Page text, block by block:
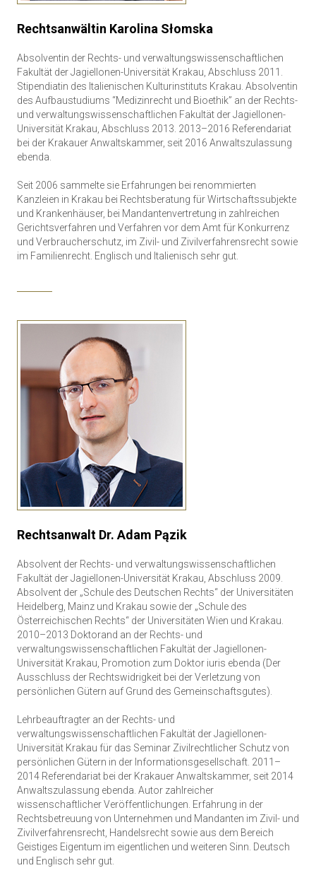
Rechtsanwältin Karolina Słomska
Absolventin der Rechts- und verwaltungswissenschaftlichen
Fakultät der Jagiellonen-Universität Krakau, Abschluss 2011.
Stipendiatin des Italienischen Kulturinstituts Krakau. Absolventin
des Aufbaustudiums “Medizinrecht und Bioethik” an der Rechts-
und verwaltungswissenschaftlichen Fakultät der Jagiellonen-
Universität Krakau, Abschluss 2013. 2013–2016 Referendariat
bei der Krakauer Anwaltskammer, seit 2016 Anwaltszulassung
ebenda.
Seit 2006 sammelte sie Erfahrungen bei renommierten
Kanzleien in Krakau bei Rechtsberatung für Wirtschaftssubjekte
und Krankenhäuser, bei Mandantenvertretung in zahlreichen
Gerichtsverfahren und Verfahren vor dem Amt für Konkurrenz
und Verbraucherschutz, im Zivil- und Zivilverfahrensrecht sowie
im Familienrecht. Englisch und Italienisch sehr gut.
Rechtsanwalt Dr. Adam Pązik
Absolvent der Rechts- und verwaltungswissenschaftlichen
Fakultät der Jagiellonen-Universität Krakau, Abschluss 2009.
Absolvent der „Schule des Deutschen Rechts“ der Universitäten
Heidelberg, Mainz und Krakau sowie der „Schule des
Österreichischen Rechts“ der Universitäten Wien und Krakau.
2010–2013 Doktorand an der Rechts- und
verwaltungswissenschaftlichen Fakultät der Jagiellonen-
Universität Krakau, Promotion zum Doktor iuris ebenda (Der
Ausschluss der Rechtswidrigkeit bei der Verletzung von
persönlichen Gütern auf Grund des Gemeinschaftsgutes).
Lehrbeauftragter an der Rechts- und
verwaltungswissenschaftlichen Fakultät der Jagiellonen-
Universität Krakau für das Seminar Zivilrechtlicher Schutz von
persönlichen Gütern in der Informationsgesellschaft. 2011–
2014 Referendariat bei der Krakauer Anwaltskammer, seit 2014
Anwaltszulassung ebenda. Autor zahlreicher
wissenschaftlicher Veröffentlichungen. Erfahrung in der
Rechtsbetreuung von Unternehmen und Mandanten im Zivil- und
Zivilverfahrensrecht, Handelsrecht sowie aus dem Bereich
Geistiges Eigentum im eigentlichen und weiteren Sinn. Deutsch
und Englisch sehr gut.